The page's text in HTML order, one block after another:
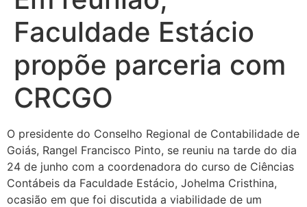
Faculdade Estácio
propõe parceria com
CRCGO
O presidente do Conselho Regional de Contabilidade de
Goiás, Rangel Francisco Pinto, se reuniu na tarde do dia
24 de junho com a coordenadora do curso de Ciências
Contábeis da Faculdade Estácio, Johelma Cristhina,
ocasião em que foi discutida a viabilidade de um